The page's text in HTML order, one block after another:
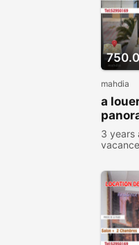
mahdia
a
3 years